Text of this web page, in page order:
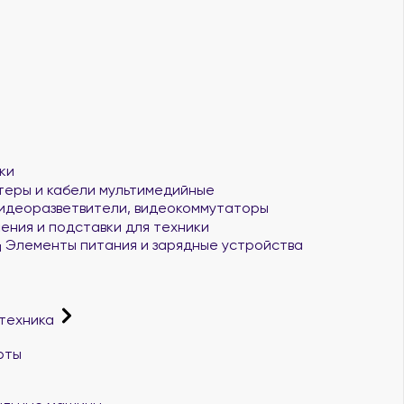
и кабели мультимедийные
видеокоммутаторы
и подставки для техники
Элементы питания и зарядные устройства